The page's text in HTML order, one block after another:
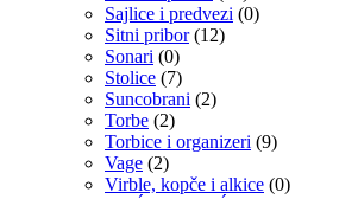
Sajlice i predvezi (0)
Sitni pribor (12)
Sonari (0)
Stolice (7)
Suncobrani (2)
Torbe (2)
Torbice i organizeri (9)
Vage (2)
Virble, kopče i alkice (0)